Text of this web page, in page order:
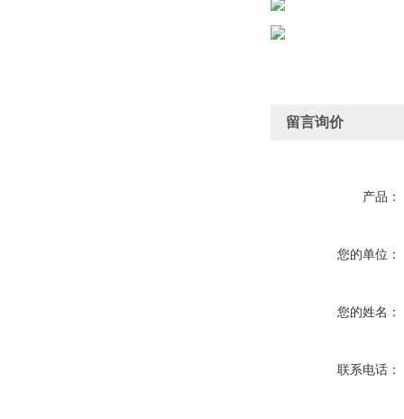
留言询价
产品：
您的单位：
您的姓名：
联系电话：